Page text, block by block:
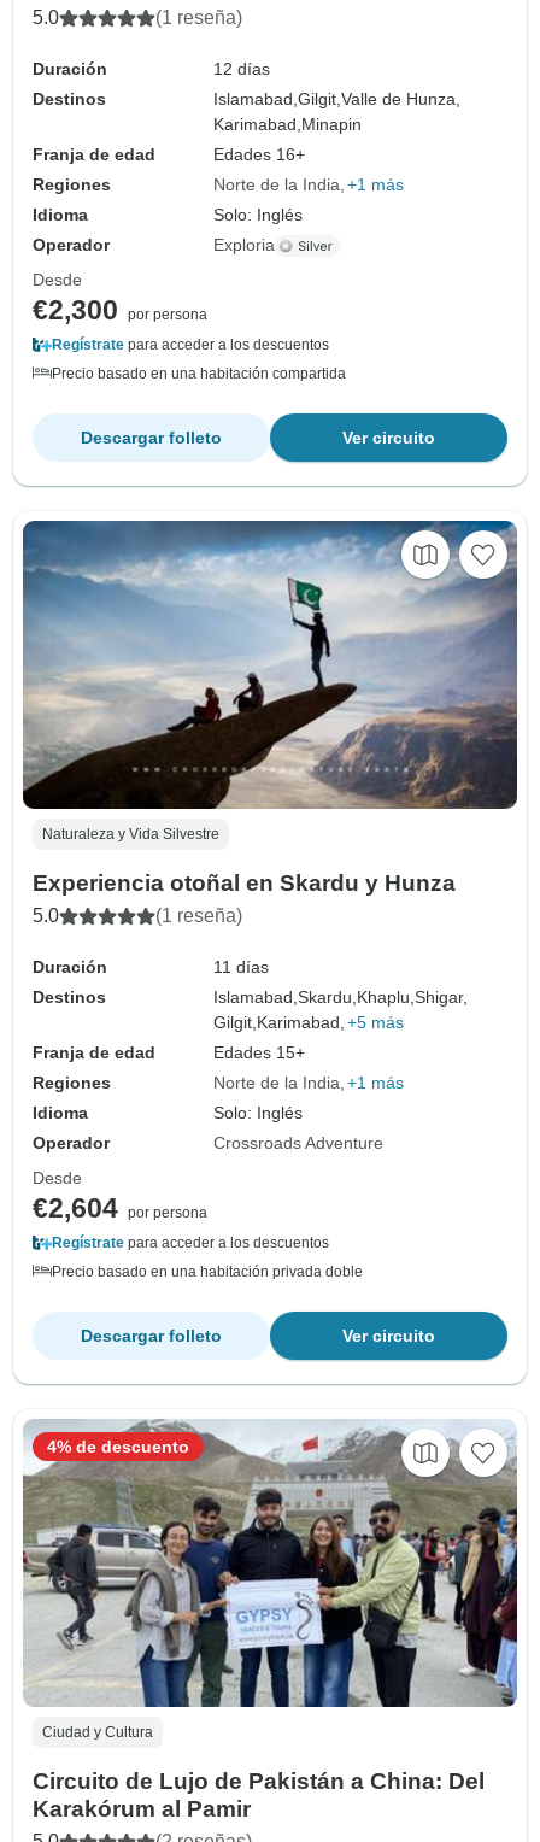
5.0 (1 reseña)
Duración
12 días
Destinos
Islamabad,Gilgit,Valle de Hunza,
Karimabad, Minapin
Franja de edad
Edades 16+
Regiones
Norte de la India +1 más
Idioma
Solo: Inglés
Operador
Exploria
Desde
€2,300
por persona
Regístrate para acceder a los descuentos
Precio basado en una habitación compartida
Ver circuito
Descargar folleto
Naturaleza y Vida Silvestre
Experiencia otoñal en Skardu y Hunza
5.0 (1 reseña)
Duración
11 días
Destinos
Islamabad,Skardu,Khaplu,Shigar,
Gilgit,Karimabad, +5 más
Franja de edad
Edades 15+
Regiones
Norte de la India +1 más
Idioma
Solo: Inglés
Operador
Crossroads Adventure
Desde
€2,604 por persona
Regístrate para acceder a los descuentos
Precio basado en una habitación privada doble
Ver circuito
Descargar folleto
Ciudad y Cultura
Circuito de Lujo de Pakistán a China: Del
Karakórum al Pamir
4% de descuento